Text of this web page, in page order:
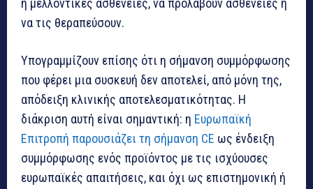
ή μελλοντικές ασθένειες, να προλάβουν ασθένειες ή
να τις θεραπεύσουν.
Υπογραμμίζουν επίσης ότι η σήμανση συμμόρφωσης
που φέρει μια συσκευή δεν αποτελεί, από μόνη της,
απόδειξη κλινικής αποτελεσματικότητας. Η
διάκριση αυτή είναι σημαντική: η Ευρωπαϊκή
Επιτροπή παρουσιάζει τη σήμανση CE ως ένδειξη
συμμόρφωσης ενός προϊόντος με τις ισχύουσες
ευρωπαϊκές απαιτήσεις, και όχι ως επιστημονική ή